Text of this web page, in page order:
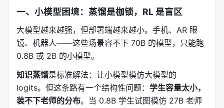
一、小模型困境：蒸馏是枷锁，RL 是盲区
大模型越来越强，但部署端越来越小。手机、AR 眼
镜、机器人——这些场景容不下 70B 的模型，只能跑
0.8B 或 2B 的小模型。
知识蒸馏是标准解法：让小模型模仿大模型的
logits。但这条路有一个结构性问题： 学生容量太小，
装不下老师的分布。当 0.8B 学生试图模仿 27B 老师